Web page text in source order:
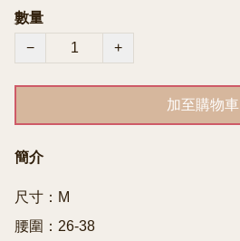
數量
−
+
加至購物車
簡介
尺寸：M
腰圍：26-38